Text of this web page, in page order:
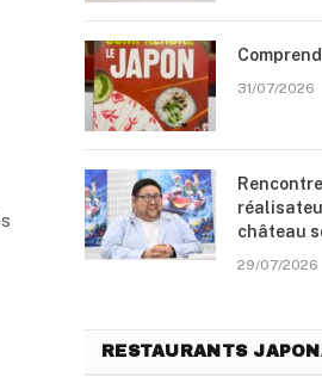
31/07/2026
château
29/07/2026
RESTAURANTS